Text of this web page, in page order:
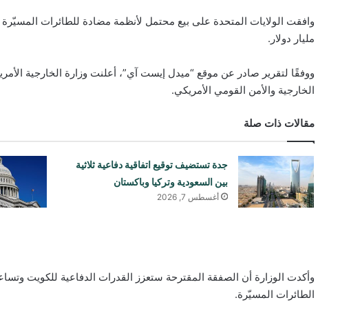
مليار دولار.
ووفقًا لتقرير صادر عن موقع “ميدل إيست آي”، أعلنت وزارة الخارجية
الخارجية والأمن القومي الأمريكي.
مقالات ذات صلة
جدة تستضيف توقيع اتفاقية دفاعية ثلاثية
بين السعودية وتركيا وباكستان
أغسطس 7, 2026
وأكدت الوزارة أن الصفقة المقترحة ستعزز القدرات الدفاعية للكويت
الطائرات المسيّرة.